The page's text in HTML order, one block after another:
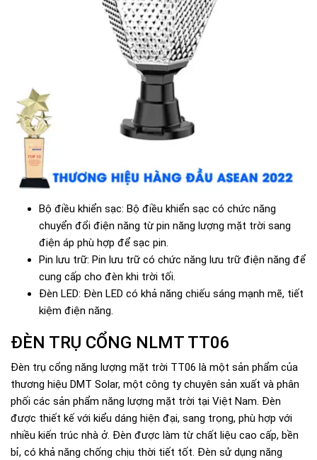
Bộ điều khiển sạc: Bộ điều khiển sạc có chức năng
chuyển đổi điện năng từ pin năng lượng mặt trời sang
điện áp phù hợp để sạc pin.
Pin lưu trữ: Pin lưu trữ có chức năng lưu trữ điện năng để
cung cấp cho đèn khi trời tối.
Đèn LED: Đèn LED có khả năng chiếu sáng mạnh mẽ, tiết
kiệm điện năng.
ĐÈN TRỤ CỔNG NLMT TT06
Đèn trụ cổng năng lượng mặt trời TT06 là một sản phẩm của
thương hiệu DMT Solar, một công ty chuyên sản xuất và phân
phối các sản phẩm năng lượng mặt trời tại Việt Nam. Đèn
được thiết kế với kiểu dáng hiện đại, sang trọng, phù hợp với
nhiều kiến trúc nhà ở. Đèn được làm từ chất liệu cao cấp, bền
bỉ, có khả năng chống chịu thời tiết tốt. Đèn sử dụng năng